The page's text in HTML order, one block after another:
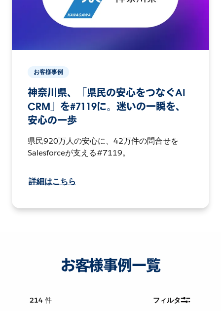
お客様事例
神奈川県、「県民の安心をつなぐAI
CRM」を#7119に。迷いの一瞬を、
安心の一歩
県民920万人の安心に、42万件の問合せを
Salesforceが支える#7119。
詳細はこちら
お客様事例一覧
214 件 フィルタ